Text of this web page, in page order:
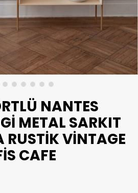
NANTES
METAL SARKIT
RUSTIK VINTAGE
CAFE